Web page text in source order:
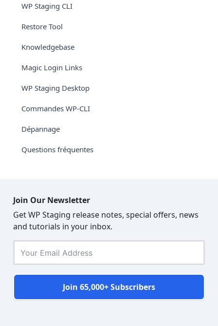
WP Staging CLI
Restore Tool
Knowledgebase
Magic Login Links
WP Staging Desktop
Commandes WP-CLI
Dépannage
Questions fréquentes
Join Our Newsletter
Get WP Staging release notes, special offers, news
and tutorials in your inbox.
Join 65,000+ Subscribers